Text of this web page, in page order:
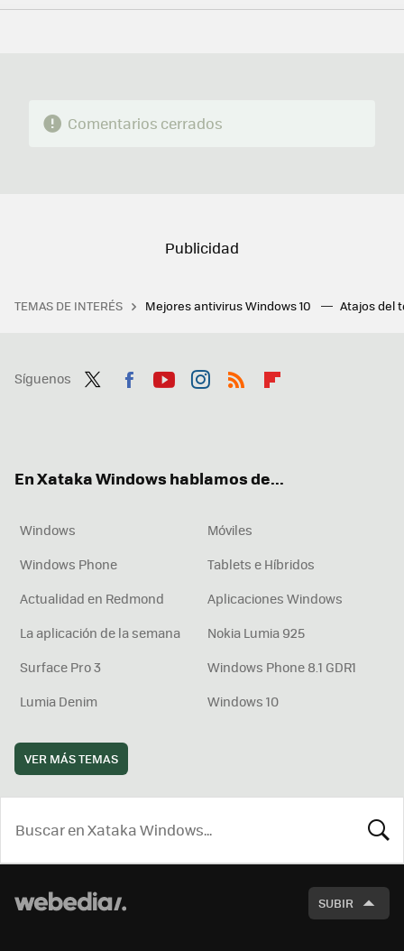
FACEBOOK
TWITTERFLIPBOARD
E-
WHATSAPP
Comentarios cerrados
TEMAS DE INTERÉS Mejores antivirus Windows 10 Atajos del
Síguenos
En Xataka Windows hablamos de...
Windows
Móviles
Windows Phone
Tablets e Híbridos
Actualidad en Redmond
Aplicaciones Windows
La aplicación de la semana
Nokia Lumia 925
Surface Pro 3
Windows Phone 8.1 GDR1
Lumia Denim
Windows 10
VER MÁS TEMAS
SUBIR